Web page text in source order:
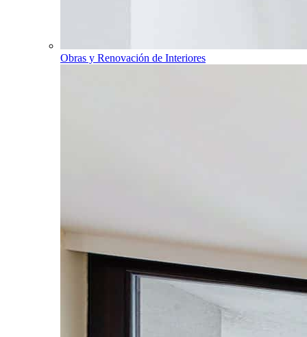
Obras y Renovación de Interiores